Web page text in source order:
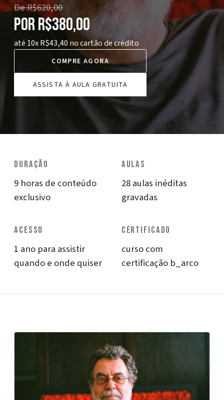
DeR$620,00
porR$380,00
até 10x R$43,40 no cartão de crédito
COMPRE AGORA
ASSISTA À AULA GRATUITA
DURAÇÃO
9 horas de conteúdo
exclusivo
AULAS
28 aulas inéditas
gravadas
ACESSO
1 ano para assistir
quando e onde quiser
CERTIFICADO
curso com
certificação b_arco